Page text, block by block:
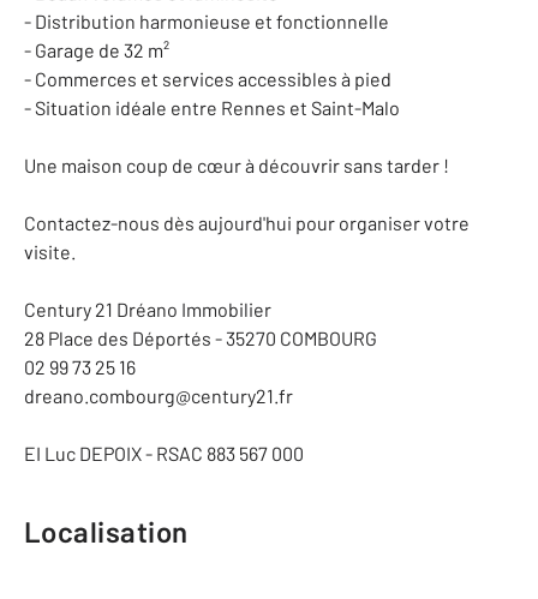
- Distribution harmonieuse et fonctionnelle
- Garage de 32 m²
- Commerces et services accessibles à pied
- Situation idéale entre Rennes et Saint-Malo
Une maison coup de cœur à découvrir sans tarder !
Contactez-nous dès aujourd'hui pour organiser votre
visite.
Century 21 Dréano Immobilier
28 Place des Déportés - 35270 COMBOURG
02 99 73 25 16
dreano.combourg@century21.fr
EI Luc DEPOIX - RSAC 883 567 000
Localisation